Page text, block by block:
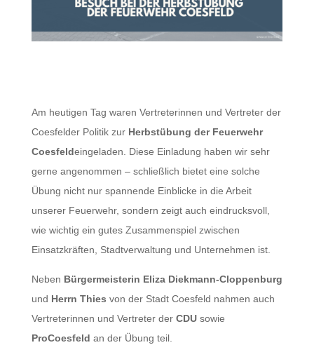
Am heutigen Tag waren Vertreterinnen und Vertreter der
Coesfelder Politik zur Herbstübung der Feuerwehr
Coesfeldeingeladen. Diese Einladung haben wir sehr
gerne angenommen – schließlich bietet eine solche
Übung nicht nur spannende Einblicke in die Arbeit
unserer Feuerwehr, sondern zeigt auch eindrucksvoll,
wie wichtig ein gutes Zusammenspiel zwischen
Einsatzkräften, Stadtverwaltung und Unternehmen ist.
Neben Bürgermeisterin Eliza Diekmann-Cloppenburg
und Herrn Thies von der Stadt Coesfeld nahmen auch
Vertreterinnen und Vertreter der CDUsowie
ProCoesfeld an der Übung teil.